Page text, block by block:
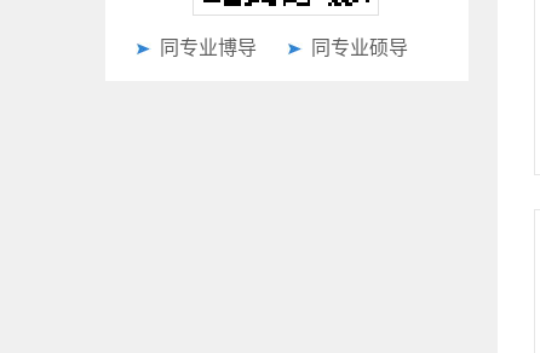
同专业博导 同专业硕导